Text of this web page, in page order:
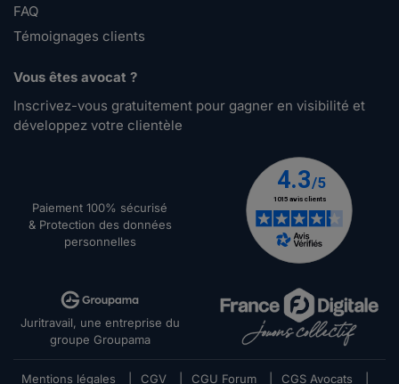
FAQ
Témoignages clients
Vous êtes avocat ?
Inscrivez-vous gratuitement pour gagner en visibilité et
développez votre clientèle
Paiement 100% sécurisé
& Protection des données
personnelles
Juritravail, une entreprise du
groupe Groupama
Mentions légales CGV CGU Forum CGS Avocats